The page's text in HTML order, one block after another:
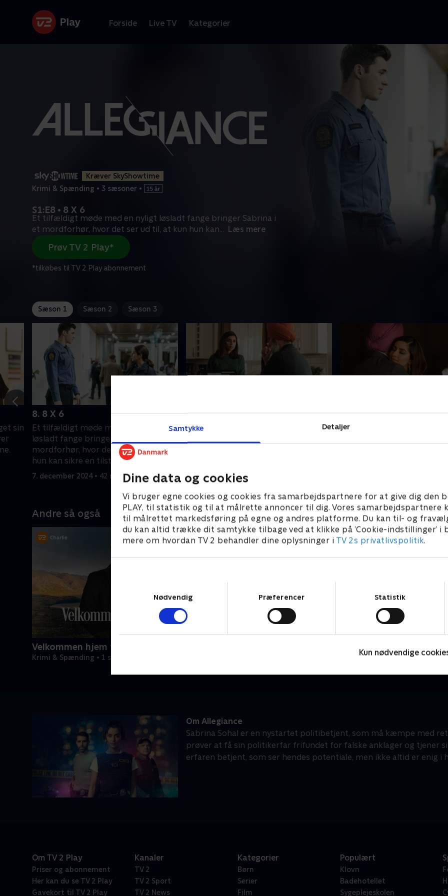
Samtykke Detaljer
Dine data og cookies
Vi bruger egne cookies og cookies fra samarbejdspartnere for at give dig den
PLAY, til statistik og til at målrette annoncer til dig. Vores samarbejdspartnere
til målrettet markedsføring på egne og andres platforme. Du kan til- og
du kan altid trække dit samtykke tilbage ved at klikke på ’Cookie-indstillinger’ i
mere om hvordan TV 2 behandler dine oplysninger i TV 2s privatlivspolitik.
Nødvendig
Præferencer Statistik
Kun nødvendige
Forside Live TV Kategorier
Kræver SkyShowtime
Krimi & Spænding • 3 sæsoner •
S1:E8 • 8 X 6
Et tilfældigt møde med en nyligt løsladt fange bringer Sabrina i
et mordforhør, hvor det ser ud til, at kun hun kan... Læs mere
Prøv TV 2 Play*
*tilkøbes til TV 2 Play abonnement
Sæson 1 Sæson 2 Sæson 3
sin
8. 8 X 6
Et tilfældigt møde med en nyligt
løsladt fange bringer Sabrina i et
mordforhør, hvor det ser ud til, at kun
hun kan sikre en tilståelse i tide
7. december 2024 • 42 min
9. Fallen Idols - 1. del
Sabrina og Vince bliver kastet ind i en
Sabrina må gøre alt, hvad
Andre så også
Velkommen hjem til mord
Krimi & Spænding • 1 sæsoner
Om Allegiance
Sabrina Sohal er en nystartet politibetjent, som må kæmpe med
prøver at få sin politikerfar frifundet for falske anklager og tjener
erfaren betjent, som ser hendes potentiale, men ikke altid er enig i
Om TV 2 Play
Priser og abonnement
Her kan du se TV 2 Play
Gavekort til TV 2 Play
Kanaler
TV 2
TV 2 Sport
TV 2 News
Kategorier
Børn
Serier
Film
Populært
Klovn
Badehotellet
Sygeplejeskolen